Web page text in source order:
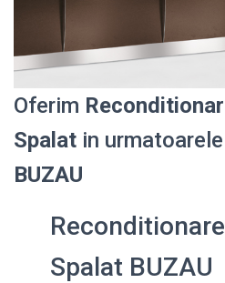
Oferim
Spalat in
BUZAU
Spalat BUZAU